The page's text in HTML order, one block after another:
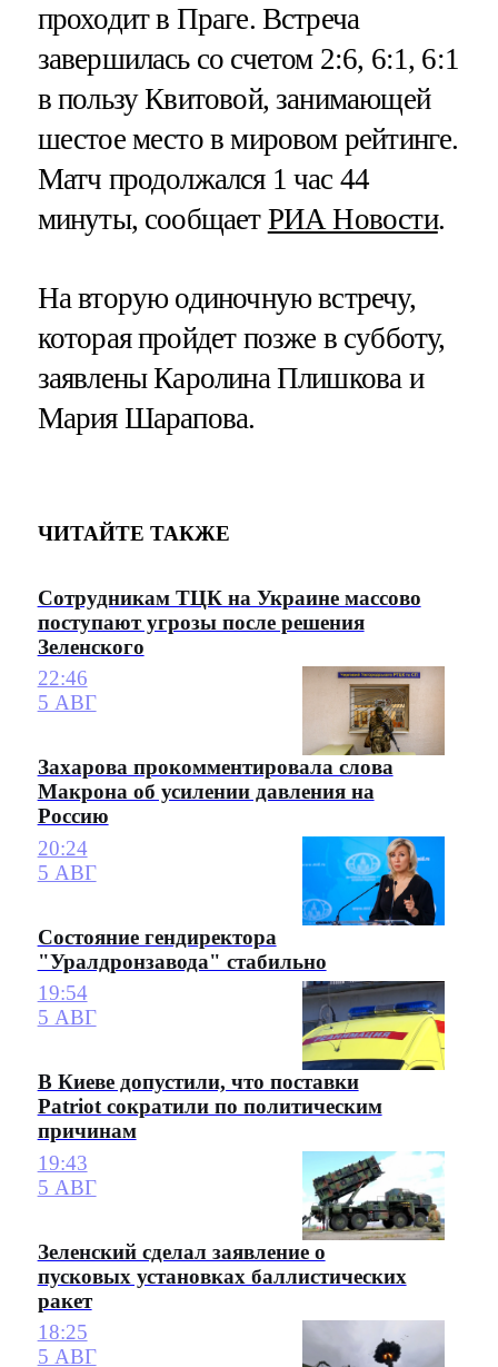
проходит в Праге. Встреча
завершилась со счетом 2:6, 6:1, 6:1
в пользу Квитовой, занимающей
шестое место в мировом рейтинге.
Матч продолжался 1 час 44
минуты, сообщает РИА Новости.
На вторую одиночную встречу,
которая пройдет позже в субботу,
заявлены Каролина Плишкова и
Мария Шарапова.
ЧИТАЙТЕ ТАКЖЕ
Сотрудникам ТЦК на Украине массово
поступают угрозы после решения
Зеленского
22:46
5 АВГ
Захарова прокомментировала слова
Макрона об усилении давления на
Россию
20:24
5 АВГ
Состояние гендиректора
"Уралдронзавода" стабильно
19:54
5 АВГ
В Киеве допустили, что поставки
Patriot сократили по политическим
причинам
19:43
5 АВГ
Зеленский сделал заявление о
пусковых установках баллистических
ракет
18:25
5 АВГ